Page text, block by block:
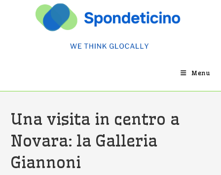
Menu
Una visita in centro a
Novara: la Galleria
Giannoni